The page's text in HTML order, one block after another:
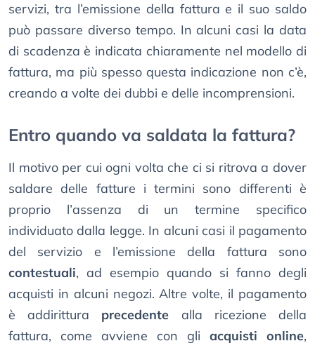
servizi, tra l’emissione della fattura e il suo saldo
può passare diverso tempo. In alcuni casi la data
di scadenza è indicata chiaramente nel modello di
fattura, ma più spesso questa indicazione non c’è,
creando a volte dei dubbi e delle incomprensioni.
Entro quando va saldata la fattura?
Il motivo per cui ogni volta che ci si ritrova a dover
saldare delle fatture i termini sono differenti è
proprio l’assenza di un termine specifico
individuato dalla legge. In alcuni casi il pagamento
del servizio e l’emissione della fattura sono
contestuali, ad esempio quando si fanno degli
acquisti in alcuni negozi. Altre volte, il pagamento
è addirittura precedente alla ricezione della
fattura, come avviene con gli acquisti online,